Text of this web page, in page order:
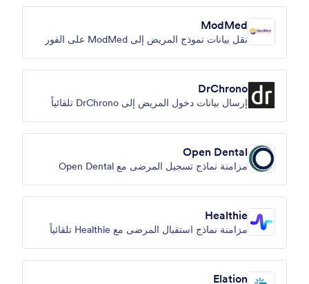
ModMed
نقل بيانات نموذج المريض إلى ModMed على الفور
DrChrono
إرسال بيانات دخول المريض إلى DrChrono تلقائياً
Open Dental
مزامنة نماذج تسجيل المرضى مع Open Dental
Healthie
مزامنة نماذج استقبال المرضى مع Healthie تلقائياً
Elation